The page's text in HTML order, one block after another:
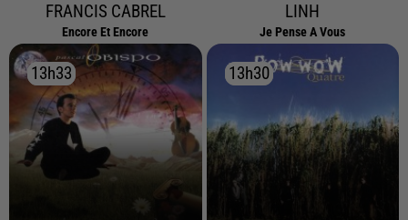
FRANCIS CABREL
Encore Et Encore
LINH
Je Pense A Vous
13h33
13h33 13h30
13h30